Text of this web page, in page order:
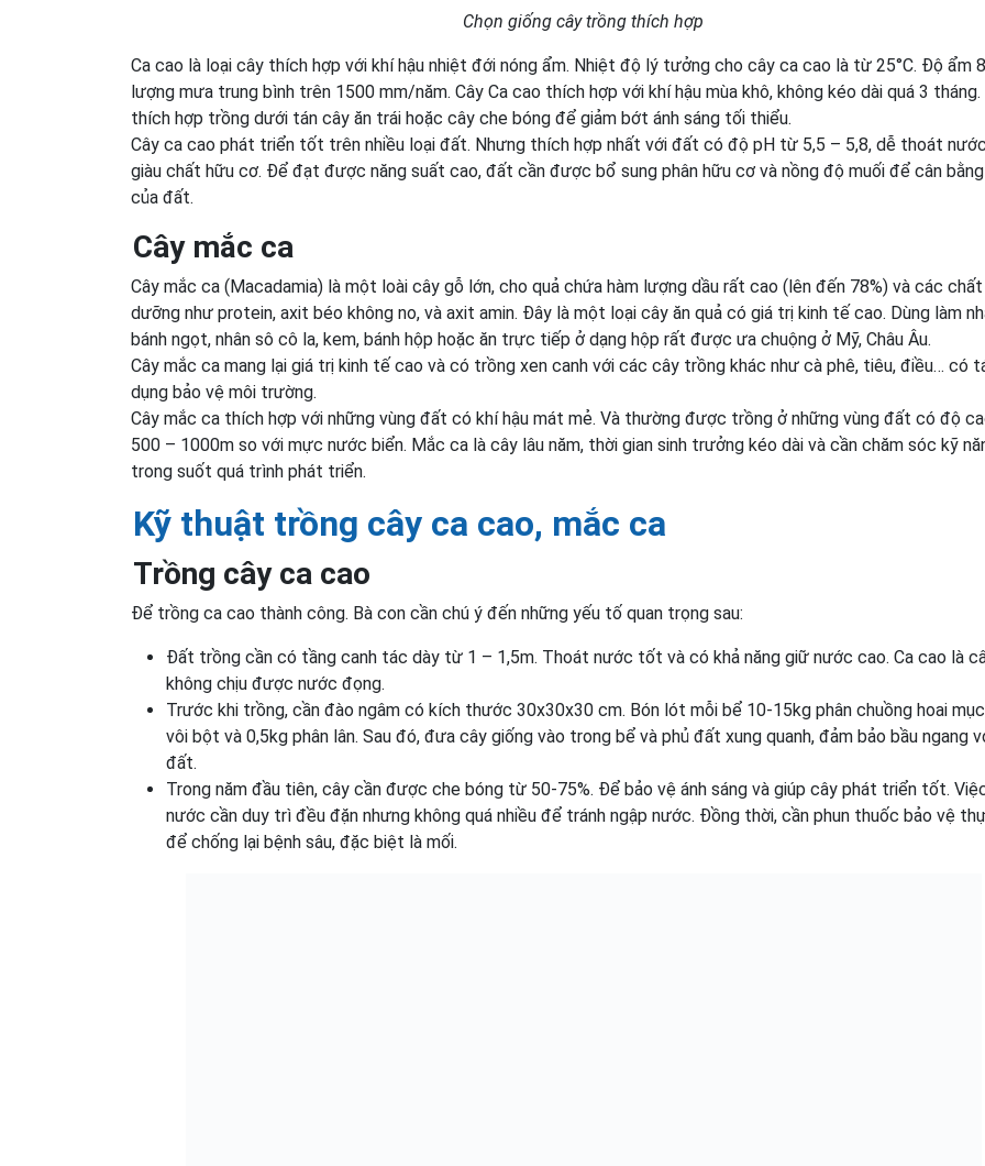
Chọn giống cây trồng thích hợp
Ca cao là loại cây thích hợp với khí hậu nhiệt đới nóng ẩm. Nhiệt độ lý tưởng cho cây ca cao là từ 25°C. Độ ẩm
lượng mưa trung bình trên 1500 mm/năm. Cây Ca cao thích hợp với khí hậu mùa khô, không kéo dài quá 3 tháng.
thích hợp trồng dưới tán cây ăn trái hoặc cây che bóng để giảm bớt ánh sáng tối thiểu.
Cây ca cao phát triển tốt trên nhiều loại đất. Nhưng thích hợp nhất với đất có độ pH từ 5,5 – 5,8, dễ thoát
giàu chất hữu cơ. Để đạt được năng suất cao, đất cần được bổ sung phân hữu cơ và nồng độ muối để cân
của đất.
Cây mắc ca
Cây mắc ca (Macadamia) là một loài cây gỗ lớn, cho quả chứa hàm lượng dầu rất cao (lên đến 78%) và các chất
dưỡng như protein, axit béo không no, và axit amin. Đây là một loại cây ăn quả có giá trị kinh tế cao. Dùng làm
bánh ngọt, nhân sô cô la, kem, bánh hộp hoặc ăn trực tiếp ở dạng hộp rất được ưa chuộng ở Mỹ, Châu Âu.
Cây mắc ca mang lại giá trị kinh tế cao và có trồng xen canh với các cây trồng khác như cà phê, tiêu, điều… có
dụng bảo vệ môi trường.
Cây mắc ca thích hợp với những vùng đất có khí hậu mát mẻ. Và thường được trồng ở những vùng đất có độ
500 – 1000m so với mực nước biển. Mắc ca là cây lâu năm, thời gian sinh trưởng kéo dài và cần chăm sóc kỹ
trong suốt quá trình phát triển.
Kỹ thuật trồng cây ca cao, mắc ca
Trồng cây ca cao
Để trồng ca cao thành công. Bà con cần chú ý đến những yếu tố quan trọng sau:
Đất trồng cần có tầng canh tác dày từ 1 – 1,5m. Thoát nước tốt và có khả năng giữ nước cao. Ca cao là
không chịu được nước đọng.
Trước khi trồng, cần đào ngâm có kích thước 30x30x30 cm. Bón lót mỗi bể 10-15kg phân chuồng hoai
vôi bột và 0,5kg phân lân. Sau đó, đưa cây giống vào trong bể và phủ đất xung quanh, đảm bảo bầu ngang
đất.
Trong năm đầu tiên, cây cần được che bóng từ 50-75%. Để bảo vệ ánh sáng và giúp cây phát triển tốt.
nước cần duy trì đều đặn nhưng không quá nhiều để tránh ngập nước. Đồng thời, cần phun thuốc bảo vệ
để chống lại bệnh sâu, đặc biệt là mối.